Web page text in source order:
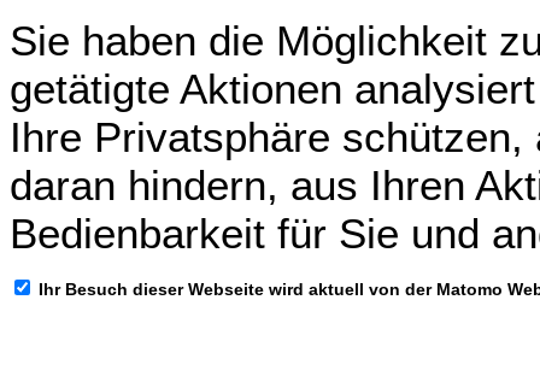
Sie haben die Möglichkeit
getätigte Aktionen
Ihre Privatsphäre
daran hindern, aus Ihren
Bedienbarkeit für Sie und
Ihr Besuch dieser Webseite wird aktuell von der Matomo